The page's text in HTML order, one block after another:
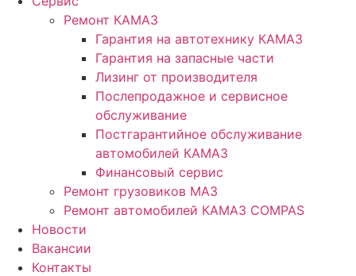
Ремонт КАМАЗ
Гарантия на автотехнику КАМАЗ
Гарантия на запасные части
Лизинг от производителя
Послепродажное и сервисное
обслуживание
Постгарантийное обслуживание
автомобилей КАМАЗ
Финансовый сервис
Ремонт грузовиков МАЗ
Ремонт автомобилей КАМАЗ COMPAS
Новости
Вакансии
Контакты